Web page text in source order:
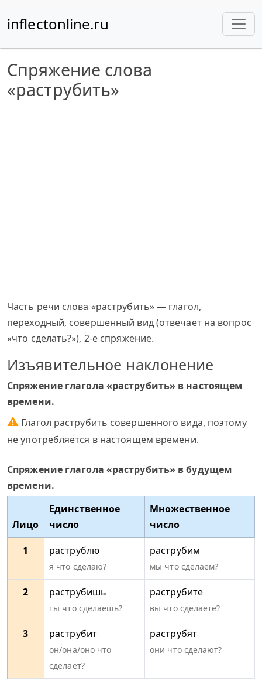
inflectonline.ru
Спряжение слова
«раструбить»
Часть речи слова «раструбить» — глагол,
переходный, совершенный вид (отвечает на вопрос
«что сделать?»), 2-е спряжение.
Изъявительное наклонение
Спряжение глагола «раструбить» в настоящем
времени.
⚠ Глагол раструбить совершенного вида, поэтому
не употребляется в настоящем времени.
Спряжение глагола «раструбить» в будущем
времени.
Лицо
Единственное
число
Множественное
число
1
раструблю
я что сделаю?
раструбим
мы что сделаем?
2 раструбишь
ты что сделаешь?
раструбите
вы что сделаете?
3 раструбит
он/она/оно что
сделает?
раструбят
они что сделают?